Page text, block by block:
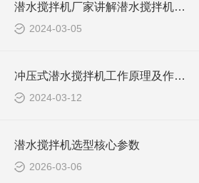
潜水搅拌机厂家讲解潜水搅拌机器价格多少钱一台
2024-03-05
冲压式潜水搅拌机工作原理及作用特点、安装结构图
2024-03-12
潜水搅拌机选型核心参数
2026-03-06